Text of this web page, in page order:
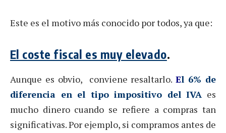
Este es el motivo más conocido por todos, ya que:
El coste fiscal es muy elevado.
Aunque es obvio, conviene resaltarlo.El 6% de
diferencia en el tipo impositivo del IVA es
mucho dinero cuando se refiere a compras tan
significativas. Por ejemplo, si compramos antes de